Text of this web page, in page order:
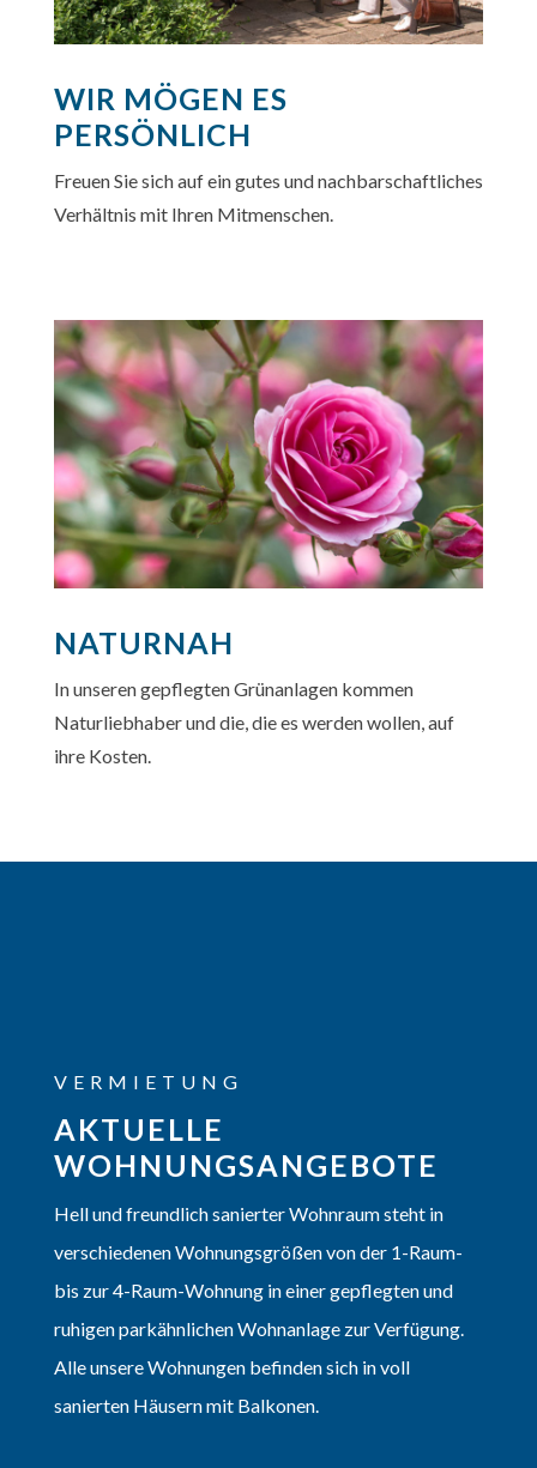
WIR MÖGEN ES
PERSÖNLICH
Freuen Sie sich auf ein gutes und nachbarschaftliches
Verhältnis mit Ihren Mitmenschen.
NATURNAH
In unseren gepflegten Grünanlagen kommen
Naturliebhaber und die, die es werden wollen, auf
ihre Kosten.
VERMIETUNG
AKTUELLE
WOHNUNGSANGEBOTE
Hell und freundlich sanierter Wohnraum steht in
verschiedenen Wohnungsgrößen von der 1-Raum-
bis zur 4-Raum-Wohnung in einer gepflegten und
ruhigen parkähnlichen Wohnanlage zur Verfügung.
Alle unsere Wohnungen befinden sich in voll
sanierten Häusern mit Balkonen.